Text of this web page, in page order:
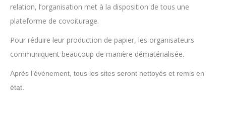
relation, l’organisation met à la disposition de tous une
plateforme de covoiturage.
Pour réduire leur production de papier, les organisateurs
communiquent beaucoup de manière dématérialisée.
Après l’événement, tous les sites seront nettoyés et remis en
état.